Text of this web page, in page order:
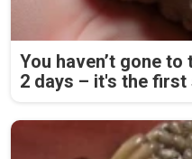
You haven’t gone
2 days – it's the first